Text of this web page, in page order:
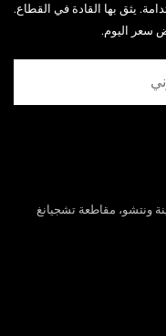
يثق بها القادة في القطاع.
سعر اليوم.
ونتشو، مقاطعة تشجيانغ